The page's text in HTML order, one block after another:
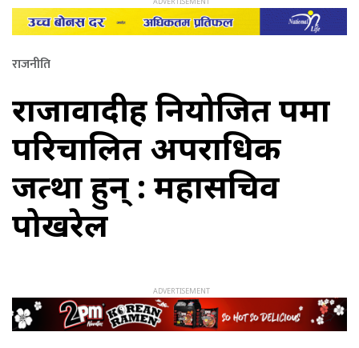
राजनीति
राजावादीहरु नियोजित रुपमा
परिचालित अपराधिक
जत्था हुन् : महासचिव
पोखरेल